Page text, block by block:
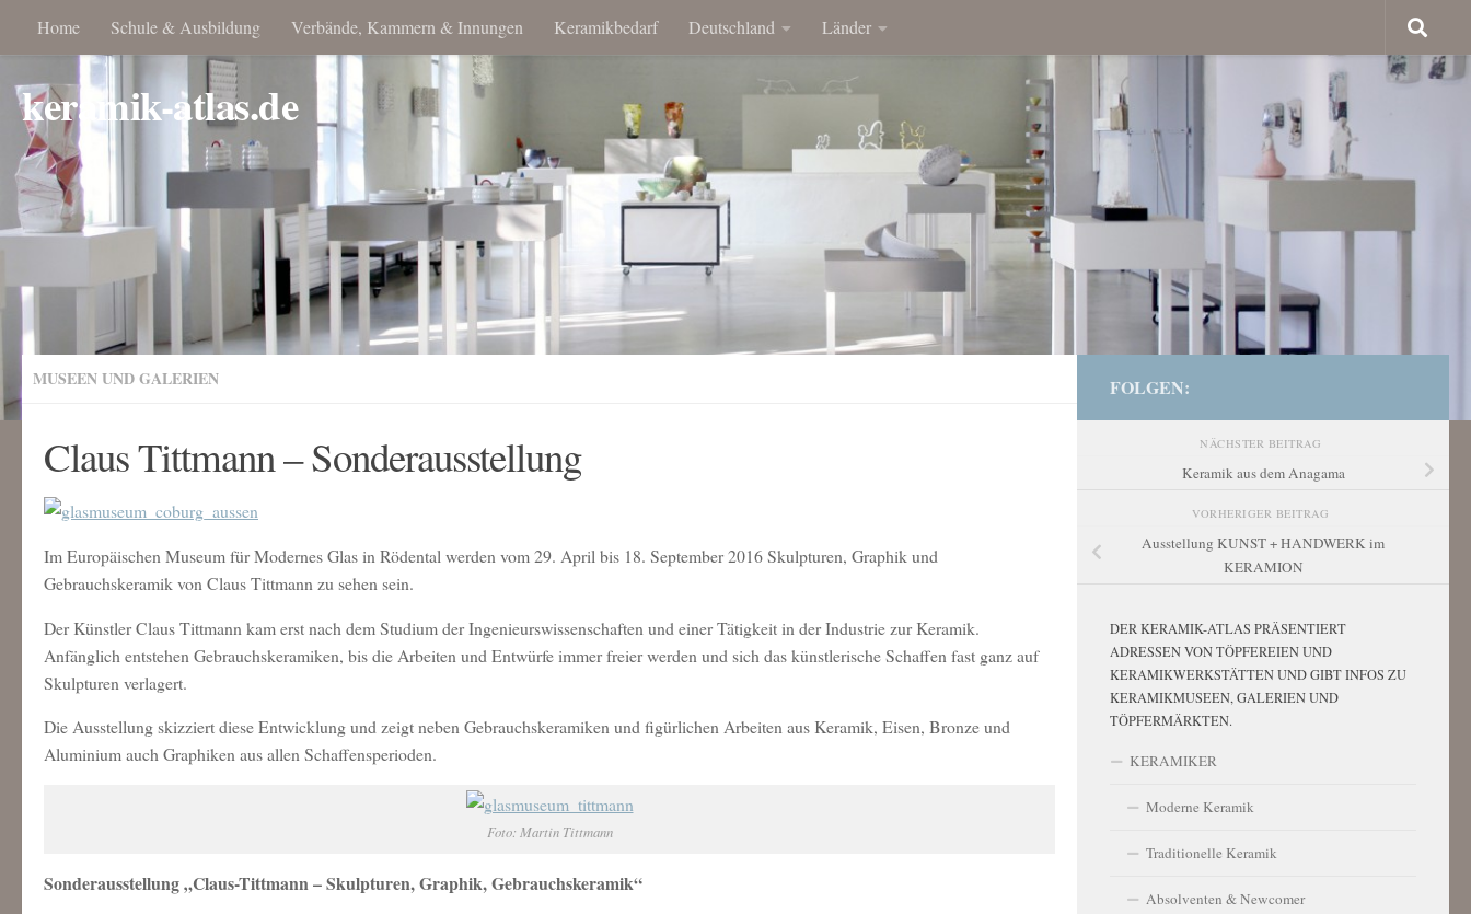
Home Schule & Ausbildung Verbände, Kammern & Innungen Keramikbedarf Deutschland Länder
keramik-atlas.de
MUSEEN UND GALERIEN
Claus Tittmann – Sonderausstellung
Im Europäischen Museum für Modernes Glas in Rödental werden vom 29. April bis 18. September 2016 Skulpturen, Graphik und
Gebrauchskeramik von Claus Tittmann zu sehen sein.
Der Künstler Claus Tittmann kam erst nach dem Studium der Ingenieurswissenschaften und einer Tätigkeit in der Industrie zur Keramik.
Anfänglich entstehen Gebrauchskeramiken, bis die Arbeiten und Entwürfe immer freier werden und sich das künstlerische Schaffen fast ganz auf
Skulpturen verlagert.
Die Ausstellung skizziert diese Entwicklung und zeigt neben Gebrauchskeramiken und figürlichen Arbeiten aus Keramik, Eisen, Bronze und
Aluminium auch Graphiken aus allen Schaffensperioden.
Foto: Martin Tittmann
Sonderausstellung „Claus-Tittmann – Skulpturen, Graphik, Gebrauchskeramik“
FOLGEN:
NÄCHSTER BEITRAG
Keramik aus dem Anagama
VORHERIGER BEITRAG
Ausstellung KUNST + HANDWERK im
KERAMION
DER KERAMIK-ATLAS PRÄSENTIERT
ADRESSEN VON TÖPFEREIEN UND
KERAMIKWERKSTÄTTEN UND GIBT INFOS ZU
KERAMIKMUSEEN, GALERIEN UND
TÖPFERMÄRKTEN.
KERAMIKER
Moderne Keramik
Traditionelle Keramik
Absolventen & Newcomer